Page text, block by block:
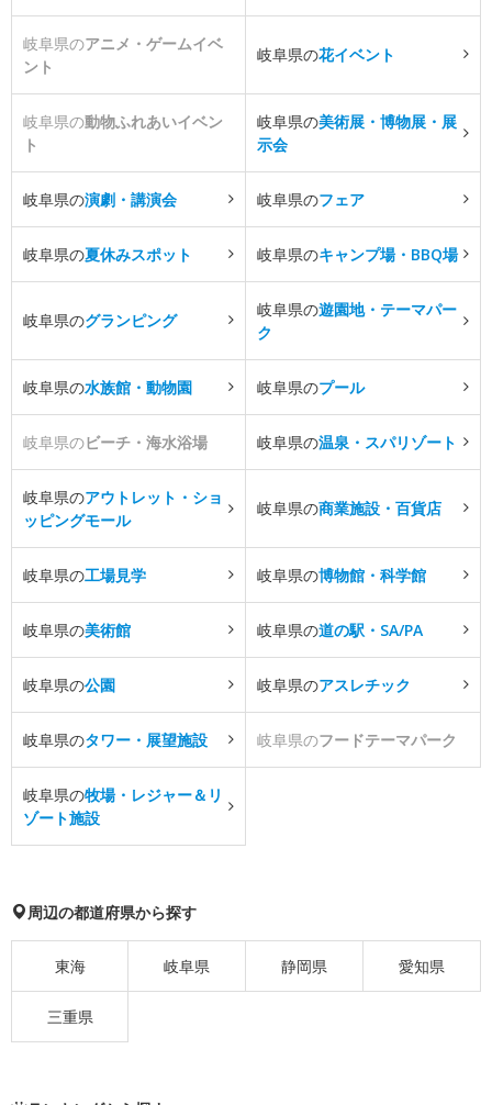
岐阜県のアニメ・ゲームイベ
ント
岐阜県の花イベント
岐阜県の動物ふれあいイベン
ト
岐阜県の美術展・博物展・展
示会
岐阜県の演劇・講演会 岐阜県のフェア
岐阜県の夏休みスポット 岐阜県のキャンプ場・BBQ場
岐阜県のグランピング
岐阜県の遊園地・テーマパー
ク
岐阜県の水族館・動物園 岐阜県のプール
岐阜県のビーチ・海水浴場 岐阜県の温泉・スパリゾート
岐阜県のアウトレット・ショ
ッピングモール
岐阜県の商業施設・百貨店
岐阜県の工場見学 岐阜県の博物館・科学館
岐阜県の美術館 岐阜県の道の駅・SA/PA
岐阜県の公園 岐阜県のアスレチック
岐阜県のタワー・展望施設 岐阜県のフードテーマパーク
岐阜県の牧場・レジャー＆リ
ゾート施設
周辺の都道府県から探す
東海 岐阜県 静岡県 愛知県
三重県